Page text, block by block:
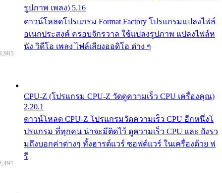
รูปภาพ เพลง) 5.16
ดาวน์โหลดโปรแกรม Format Factory โปรแกรมแปลงไฟล์
อเนกประสงค์ ครอบจักรวาล ใช้แปลงรูปภาพ แปลงไฟล์ห
นัง วิดีโอ เพลง ไฟล์เสียงออดิโอ ต่าง ๆ
CPU-Z (โปรแกรม CPU-Z วัดดูความเร็ว CPU เครื่องคุณ)
2.20.1
ดาวน์โหลด CPU-Z โปรแกรมวัดความเร็ว CPU อีกหนึ่งโ
ปรแกรม ที่ทุกคน น่าจะมีติดไว้ ดูความเร็ว CPU และ ยังรว
มถึงบอกค่าต่างๆ ทั้งฮารด์แวร์ ซอฟต์แวร์ ในเครื่องด้วย ฟ
รี